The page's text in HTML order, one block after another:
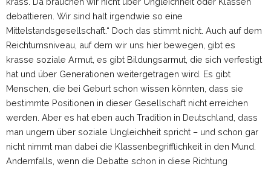
debattieren. Wir sind halt irgendwie so eine
Mittelstandsgesellschaft.“ Doch das stimmt nicht. Auch auf dem
Reichtumsniveau, auf dem wir uns hier bewegen, gibt es
krasse soziale Armut, es gibt Bildungsarmut, die sich verfestigt
hat und über Generationen weitergetragen wird. Es gibt
Menschen, die bei Geburt schon wissen könnten, dass sie
bestimmte Positionen in dieser Gesellschaft nicht erreichen
werden. Aber es hat eben auch Tradition in Deutschland, dass
man ungern über soziale Ungleichheit spricht – und schon gar
nicht nimmt man dabei die Klassenbegrifflichkeit in den Mund.
Andernfalls, wenn die Debatte schon in diese Richtung